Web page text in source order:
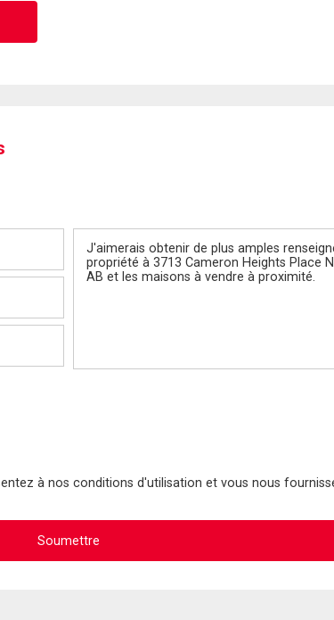
à nos conditions d'utilisation et vous nous